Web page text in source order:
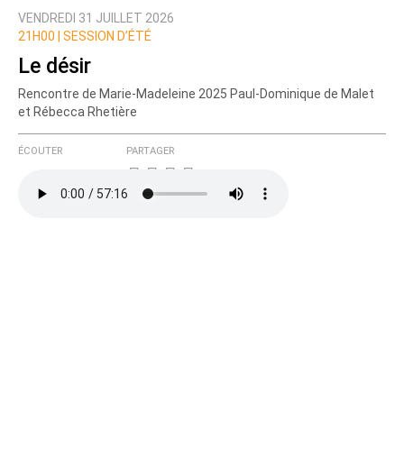
VENDREDI 31 JUILLET 2026
21H00 |
SESSION D’ÉTÉ
Le désir
Rencontre de Marie-Madeleine 2025 Paul-Dominique de Malet
et Rébecca Rhetière
ÉCOUTER PARTAGER